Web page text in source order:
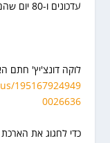
עדכונים ו-80 יום שהם 11 שבועות ו-3 ימים לתחילת העונה
לוקה דונצ'יץ' חתם הארכת חוזה ל-3
195167924949
0026636